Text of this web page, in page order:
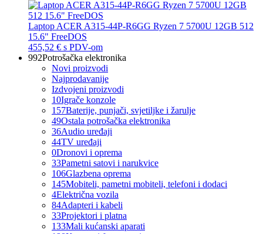
Laptop ACER A315-44P-R6GG Ryzen 7 5700U 12GB 512
15.6" FreeDOS
455,52 € s PDV-om
992Potrošačka elektronika
Novi proizvodi
Najprodavanije
Izdvojeni proizvodi
10Igrače konzole
157Baterije, punjači, svjetiljke i žarulje
49Ostala potrošačka elektronika
36Audio uređaji
44TV uređaji
0Dronovi i oprema
33Pametni satovi i narukvice
106Glazbena oprema
145Mobiteli, pametni mobiteli, telefoni i dodaci
4Električna vozila
84Adapteri i kabeli
33Projektori i platna
133Mali kućanski aparati